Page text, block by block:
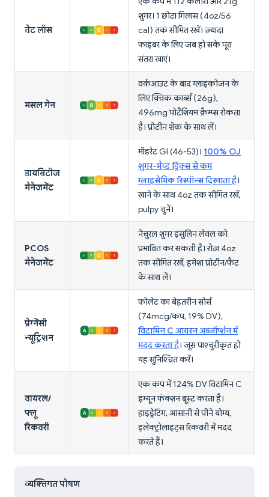
वेट लॉस
शुगर। 1 छोटा गिलास (4oz/56
cal) तक सीमित रखें। ज़्यादा
फाइबर के लिए जब हो सके पूरा
संतरा खाएं।
मसल गेन
वर्कआउट के बाद ग्लाइकोजन के
लिए क्विक कार्ब्स (26g),
496mg पोटैशियम क्रैम्प्स रोकता
है। प्रोटीन शेक के साथ लें।
डायबिटीज
मैनेजमेंट
मॉडरेट GI (46-53)। 100% OJ
शुगर-मैच्ड ड्रिंक्स से कम
ग्लाइसेमिक रिस्पॉन्स दिखाता है।
खाने के साथ 4oz तक सीमित रखें,
pulpy चुनें।
PCOS
मैनेजमेंट
नेचुरल शुगर इंसुलिन लेवल को
प्रभावित कर सकती है। रोज़ 4oz
तक सीमित रखें, हमेशा प्रोटीन/फैट
के साथ लें।
प्रेग्नेंसी
न्यूट्रिशन
फोलेट का बेहतरीन सोर्स
(74mcg/कप, 19% DV),
विटामिन C आयरन अब्जॉर्प्शन में
मदद करता है। जूस पाश्चुरीकृत हो
यह सुनिश्चित करें।
वायरल/
फ्लू
रिकवरी
एक कप में 124% DV विटामिन C
इम्यून फंक्शन बूस्ट करता है।
हाइड्रेटिंग, आसानी से पीने योग्य,
इलेक्ट्रोलाइट्स रिकवरी में मदद
करते हैं।
व्यक्तिगत पोषण